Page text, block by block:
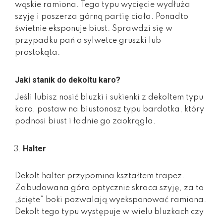
wąskie ramiona. Tego typu wycięcie wydłuża
szyję i poszerza górną partię ciała. Ponadto
świetnie eksponuje biust. Sprawdzi się w
przypadku pań o sylwetce gruszki lub
prostokąta.
Jaki stanik do dekoltu karo?
Jeśli lubisz nosić bluzki i sukienki z dekoltem typu
karo, postaw na biustonosz typu bardotka, który
podnosi biust i ładnie go zaokrągla.
Halter
Dekolt halter przypomina kształtem trapez.
Zabudowana góra optycznie skraca szyję, za to
„ścięte” boki pozwalają wyeksponować ramiona.
Dekolt tego typu występuje w wielu bluzkach czy